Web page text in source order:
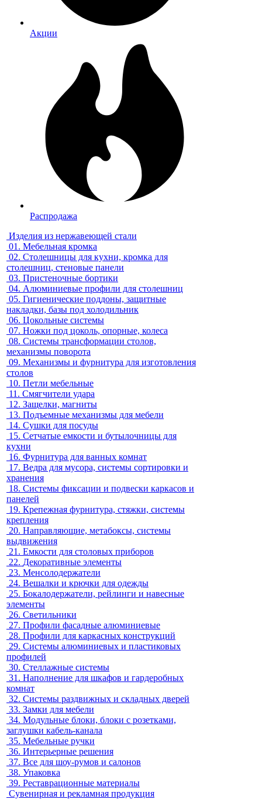
Акции
Распродажа
Изделия из нержавеющей стали
01. Мебельная кромка
02. Столешницы для кухни, кромка для
столешниц, стеновые панели
03. Пристеночные бортики
04. Алюминиевые профили для столешниц
05. Гигиенические поддоны, защитные
накладки, базы под холодильник
06. Цокольные системы
07. Ножки под цоколь, опорные, колеса
08. Системы трансформации столов,
механизмы поворота
09. Механизмы и фурнитура для изготовления
столов
10. Петли мебельные
11. Смягчители удара
12. Защелки, магниты
13. Подъемные механизмы для мебели
14. Сушки для посуды
15. Сетчатые емкости и бутылочницы для
кухни
16. Фурнитура для ванных комнат
17. Ведра для мусора, системы сортировки и
хранения
18. Системы фиксации и подвески каркасов и
панелей
19. Крепежная фурнитура, стяжки, системы
крепления
20. Направляющие, метабоксы, системы
выдвижения
21. Емкости для столовых приборов
22. Декоративные элементы
23. Менсолодержатели
24. Вешалки и крючки для одежды
25. Бокалодержатели, рейлинги и навесные
элементы
26. Светильники
27. Профили фасадные алюминиевые
28. Профили для каркасных конструкций
29. Системы алюминиевых и пластиковых
профилей
30. Стеллажные системы
31. Наполнение для шкафов и гардеробных
комнат
32. Системы раздвижных и складных дверей
33. Замки для мебели
34. Модульные блоки, блоки с розетками,
заглушки кабель-канала
35. Мебельные ручки
36. Интерьерные решения
37. Все для шоу-румов и салонов
38. Упаковка
39. Реставрационные материалы
Сувенирная и рекламная продукция